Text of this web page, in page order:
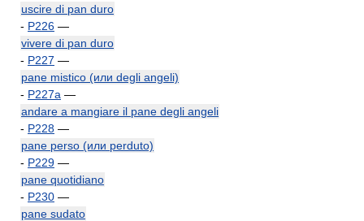
uscire di pan duro
- P226 —
vivere di pan duro
- P227 —
pane mistico (или degli angeli)
- P227a —
andare a mangiare il pane degli angeli
- P228 —
pane perso (или perduto)
- P229 —
pane quotidiano
- P230 —
pane sudato